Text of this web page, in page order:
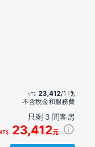
23,412/1 晚
不含稅金和服務費
只剩 3 間客房
23,412元